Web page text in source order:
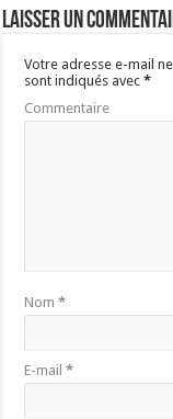
Laisser un
Votre adresse e-mail
sont indiqués avec*
Commentaire
Nom*
E-mail*